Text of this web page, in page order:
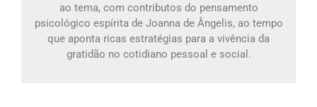
ao tema, com contributos do pensamento
psicológico espírita de Joanna de Ângelis, ao tempo
que aponta ricas estratégias para a vivência da
gratidão no cotidiano pessoal e social.